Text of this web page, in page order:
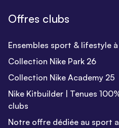
Offres clubs
Ensembles sport & lifestyle
Collection Nike Park 26
Collection Nike Academy 25
Nike Kitbuilder | Tenues
clubs
Notre offre dédiée au sport